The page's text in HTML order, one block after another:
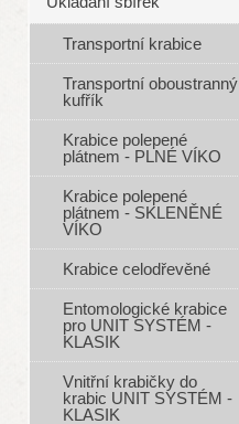
Transportní krabice
Transportní oboustranný
kufřík
Krabice polepené
plátnem - PLNÉ VÍKO
Krabice polepené
plátnem - SKLENĚNÉ
VÍKO
Krabice celodřevěné
Entomologické krabice
pro UNIT SYSTÉM -
KLASIK
Vnitřní krabičky do
krabic UNIT SYSTÉM -
KLASIK